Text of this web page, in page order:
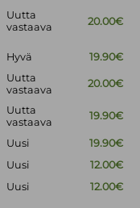
Uutta
vastaava
20.00€
Hyvä 19.90€
Uutta
vastaava
20.00€
Uutta
vastaava
19.90€
Uusi
19.90€
Uusi
12.00€
Uusi
12.00€